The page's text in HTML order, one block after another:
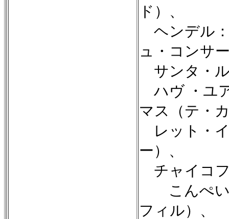
ド）、
ヘンデル：
ュ・コンサ
サンタ・
ハヴ ・ユ
マス（テ・
レット・
ー）、
チャイコ
こんぺい
フィル）、